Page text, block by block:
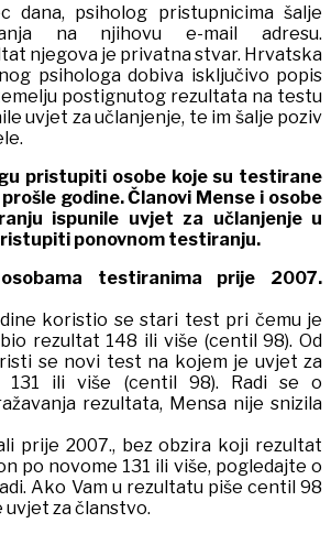
dana, psiholog pristupnicima šalje
na njihovu e-mail adresu.
njegova je privatna stvar. Hrvatska
psihologa dobiva isključivo popis
postignutog rezultata na testu
uvjet za učlanjenje, te im šalje poziv
pristupiti osobe koje su testirane
godine. Članovi Mense i osobe
ispunile uvjet za učlanjenje u
ponovnom testiranju.
testiranima prije 2007.
koristio se stari test pri čemu je
rezultat 148 ili više (centil 98). Od
se novi test na kojem je uvjet za
131 ili više (centil 98). Radi se o
rezultata, Mensa nije snizila
prije 2007., bez obzira koji rezultat
po novome 131 ili više, pogledajte o
Ako Vam u rezultatu piše centil 98
uvjet za članstvo.